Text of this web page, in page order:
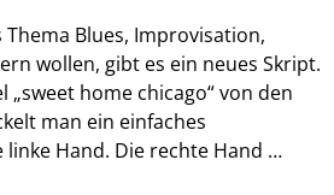
Thema Blues, Improvisation,
wollen, gibt es ein neues Skript.
„sweet home chicago“ von den
man ein einfaches
Hand. Die rechte Hand …